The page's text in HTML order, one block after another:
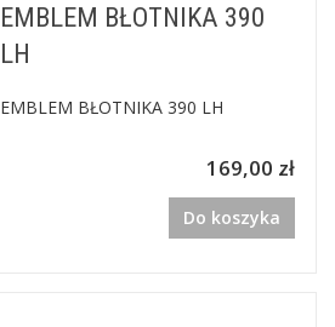
EMBLEM BŁOTNIKA 390
LH
EMBLEM BŁOTNIKA 390 LH
169,00 zł
Do koszyka